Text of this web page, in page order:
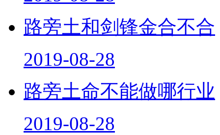
路旁土和剑锋金合不合
2019-08-28
路旁土命不能做哪行业
2019-08-28